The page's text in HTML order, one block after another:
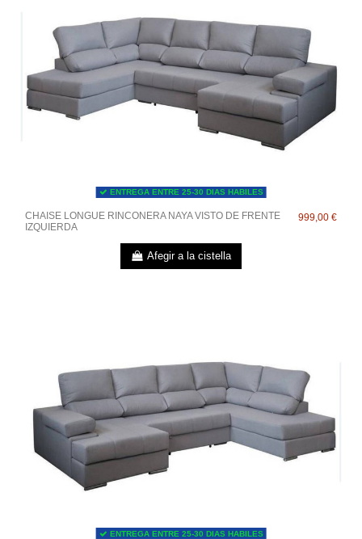
ENTREGA ENTRE 25-30 DIAS HABILES
CHAISE LONGUE RINCONERA NAYA VISTO DE FRENTE
IZQUIERDA
999,00 €
Afegir a la cistella
ENTREGA ENTRE 25-30 DIAS HABILES